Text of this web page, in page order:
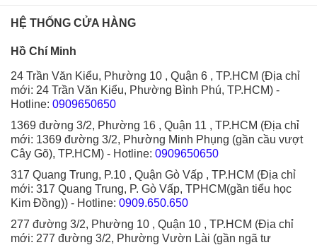
HỆ THỐNG CỬA HÀNG
Hồ Chí Minh
24 Trần Văn Kiểu, Phường 10 , Quận 6 , TP.HCM (Địa chỉ
mới: 24 Trần Văn Kiểu, Phường Bình Phú, TP.HCM) -
Hotline: 0909650650
1369 đường 3/2, Phường 16 , Quận 11 , TP.HCM (Địa chỉ
mới: 1369 đường 3/2, Phường Minh Phụng (gần cầu vượt
Cây Gõ), TP.HCM) - Hotline: 0909650650
317 Quang Trung, P.10 , Quận Gò Vấp , TP.HCM (Địa chỉ
mới: 317 Quang Trung, P. Gò Vấp, TPHCM(gần tiểu học
Kim Đồng)) - Hotline: 0909.650.650
277 đường 3/2, Phường 10 , Quận 10 , TP.HCM (Địa chỉ
mới: 277 đường 3/2, Phường Vườn Lài (gần ngã tư